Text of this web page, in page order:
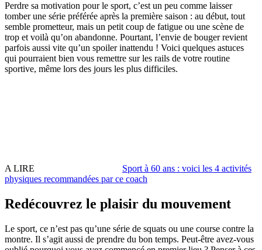
Perdre sa motivation pour le sport, c’est un peu comme laisser
tomber une série préférée après la première saison : au début, tout
semble prometteur, mais un petit coup de fatigue ou une scène de
trop et voilà qu’on abandonne. Pourtant, l’envie de bouger revient
parfois aussi vite qu’un spoiler inattendu ! Voici quelques astuces
qui pourraient bien vous remettre sur les rails de votre routine
sportive, même lors des jours les plus difficiles.
A LIRE
Sport à 60 ans : voici les 4 activités
physiques recommandées par ce coach
Redécouvrez le plaisir du mouvement
Le sport, ce n’est pas qu’une série de squats ou une course contre la
montre. Il s’agit aussi de prendre du bon temps. Peut-être avez-vous